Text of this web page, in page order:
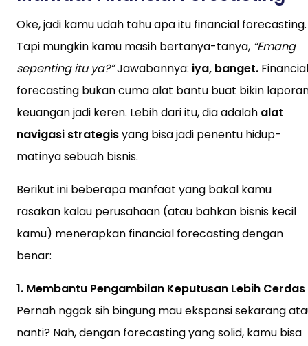
Oke, jadi kamu udah tahu apa itu financial forecasting.
Tapi mungkin kamu masih bertanya-tanya, “Emang
sepenting itu ya?”Jawabannya: iya, banget. Financial
forecasting bukan cuma alat bantu buat bikin
keuangan jadi keren. Lebih dari itu, dia adalah alat
navigasi strategisyang bisa jadi penentu hidup-
matinya sebuah bisnis.
Berikut ini beberapa manfaat yang bakal kamu
rasakan kalau perusahaan (atau bahkan bisnis kecil
kamu) menerapkan financial forecasting dengan
benar:
1. Membantu Pengambilan Keputusan Lebih Cerdas
Pernah nggak sih bingung mau ekspansi sekarang
nanti? Nah, dengan forecasting yang solid, kamu bisa